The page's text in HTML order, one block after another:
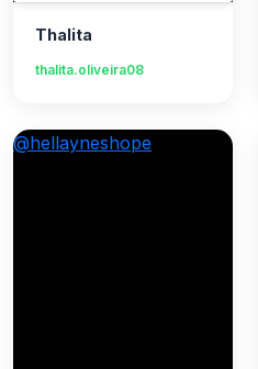
Thalita
thalita.oliveira08
@hellayneshope